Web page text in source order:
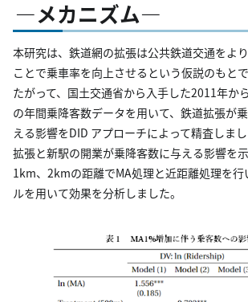
―メカニズム―
本研究は、鉄道網の拡張は公共鉄道交通をよ
ことで乗車率を向上させるという仮説のもと
たがって、国土交通省から入手した2011年か
の年間乗降客数データを用いて、鉄道拡張が
える影響をDID アプローチによって精査しま
拡張と新駅の開業が乗降客数に与える影響を
1km、2kmの距離でMA処理と近距離処理を
ルを用いて効果を分析しました。